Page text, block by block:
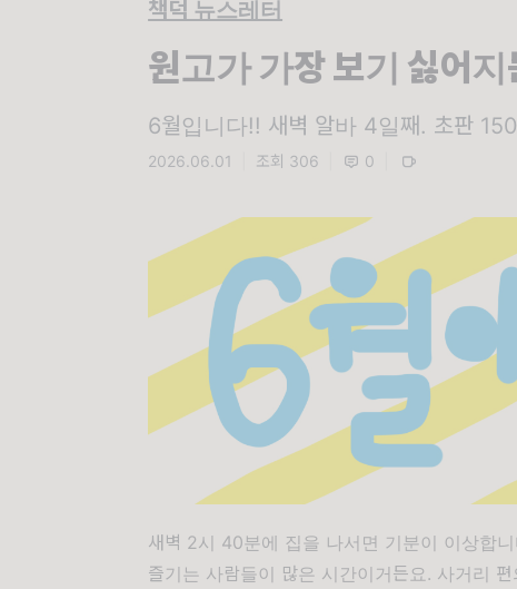
책덕 뉴스레터
원고가 가장 보기 싫어지
6월입니다!! 새벽 알바 4일째. 초판
2026.06.01 조회 306 0
새벽 2시 40분에 집을 나서면 기분이 이상합
즐기는 사람들이 많은 시간이거든요. 사거리